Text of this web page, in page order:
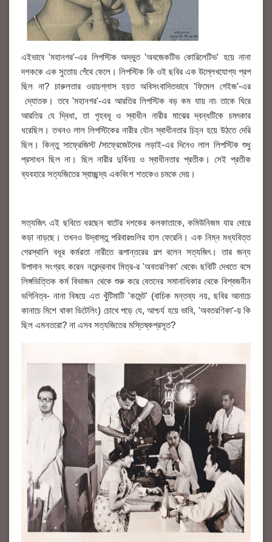
এইভাবে 'মহানগর'-এর লিপস্টিক অদ্ভুত 'অবজেকটিভ কোরিলেটিভ' হয়ে নানা
দশককে এক সুতোয় গেঁথে ফেলে। লিপস্টিক কি ওই ছবির এক উল্লেখযোগ্য প্রপ
ছিল না? চারুলতার ওয়াচগ্লাস হয়ত অবিসংবাদিতভাবে 'ফিমেল গেইজ'-এর
দ্যোতক। তবে 'মহানগর'-এর আরতির লিপস্টিক বড় কম যায় না৷ তাকে ঘিরে
আরতির যে দ্বিধা, তা গৃহবধূ ও স্বাধীন নারীর মাঝের দ্বন্ধটিকে চমৎকার
ধরেছিল। তখনও লাল লিপস্টিকের নারীর যৌন স্বাধীনতার চিহ্ন হয়ে উঠতে দেরি
ছিল। কিন্তু সাফ্রেজিস্ট /সাফ্রেজেটদের লড়াই-এর দিনেও লাল লিপস্টিক শুধু
প্রসাধন ছিল না। ছিল নারীর দুর্বিনয় ও স্বাধীনতার প্রতীক। সেই প্রতীক
ব্যবহারে সত্যজিতের স্বাচ্ছন্দ্য একবিংশ শতকেও চমকে দেয়।
সত্যজিৎ এই ছবিতে ধরছেন ষাটের দশকের কলকাতাকে, কমিউনিজম যার দোরে
কড়া নাড়ছে। তখনও উদ্বাস্তু পরিবারগুলির হাল ফেরেনি। এক নিম্ন মধ্যবিত্ত
গেরস্থালি বধূর কর্মরতা নারীতে রূপান্তরের গল্প বলেন সত্যজিৎ। তার জন্য
উপাদান সংগ্রহ করেন নরেন্দ্রনাথ মিত্র-র 'অবতরণিকা' থেকে৷ ছবিটি দেখতে বসে
লিঙ্গভিত্তিক কর্ম বিভাজন থেকে শুরু করে বেতনের সমানাধিকার থেকে বিশ্বজনীন
ভগিনিত্ব- নানা বিষয়ে এত খুঁটিমাটি 'কমেন্ট' (বাচিক মন্তব্য নয়, ছবির আনাচে
কানাচে মিশে থাকা ডিটেলিং) চোখে পড়ে যে, আশ্চর্য হয়ে ভাবি, 'অবতরণিকা'-য় কি
ছিল এমনতরো? না এসব সত্যজিতের মস্তিষ্কপ্রসূত?